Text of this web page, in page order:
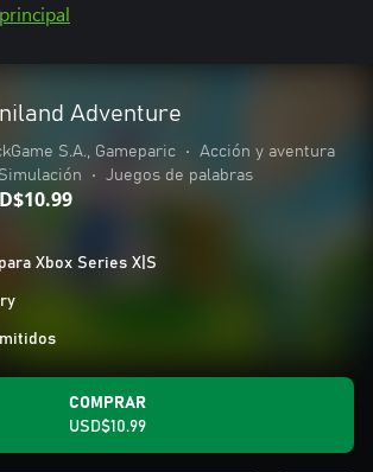
Adventure
S.A., Gameparic •
Acción y aventura
Simulación • Juegos de palabras
Xbox Series X|S
COMPRAR
USD$10.99